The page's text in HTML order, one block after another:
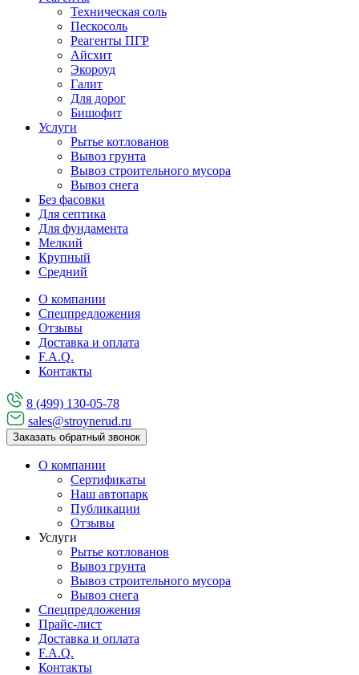
Техническая соль
Пескосоль
Реагенты ПГР
Айсхит
Экороуд
Галит
Для дорог
Бишофит
Услуги
Рытье котлованов
Вывоз грунта
Вывоз строительного мусора
Вывоз снега
Без фасовки
Для септика
Для фундамента
Мелкий
Крупный
Средний
О компании
Спецпредложения
Отзывы
Доставка и оплата
F.A.Q.
Контакты
8 (499) 130-05-78
sales@stroynerud.ru
Заказать обратный звонок
О компании
Сертификаты
Наш автопарк
Публикации
Отзывы
Услуги
Рытье котлованов
Вывоз грунта
Вывоз строительного мусора
Вывоз снега
Спецпредложения
Прайс-лист
Доставка и оплата
F.A.Q.
Контакты